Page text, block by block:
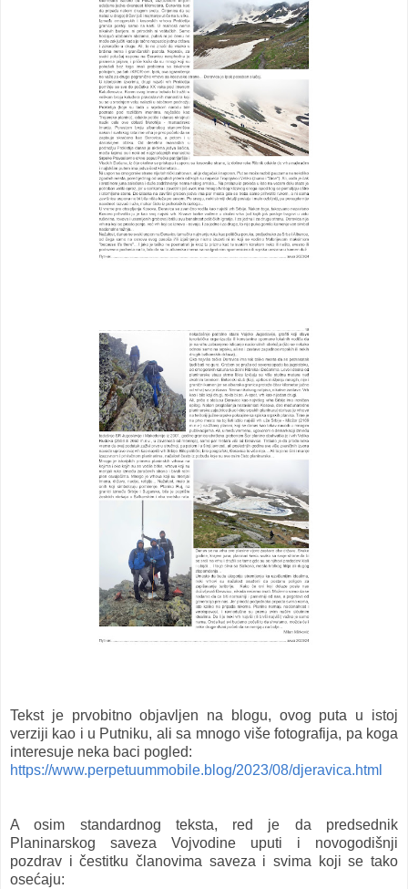
Tekst je prvobitno objavljen na blogu, ovog puta u istoj
verziji kao i u Putniku, ali sa mnogo više fotografija, pa koga
interesuje neka baci pogled:
https://www.perpetuummobile.blog/2023/08/djeravica.html
A osim standardnog teksta, red je da predsednik
Planinarskog saveza Vojvodine uputi i novogodišnji
pozdrav i čestitku članovima saveza i svima koji se tako
osećaju: